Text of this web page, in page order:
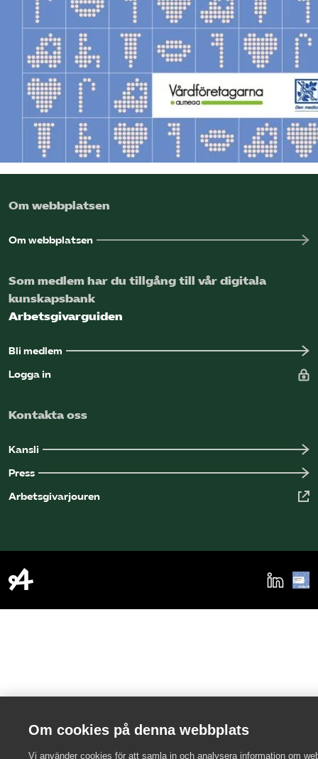
Sök på kompetensforetagen.se
In english
Om webbplatsen
Om webbplatsen
Som medlem har du tillgång till vår digitala
kunskapsbank
Arbetsgivarguiden
Bli medlem
Logga in
Kontakta oss
Kansli
Press
Arbetsgivarjouren
Om cookies på denna webbplats
Vi använder cookies för att samla in och analysera information om